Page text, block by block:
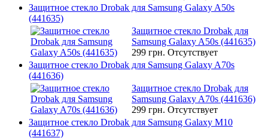
Защитное стекло Drobak для Samsung Galaxy A50s
(441635)
Защитное стекло Drobak для
Samsung Galaxy A50s (441635)
299 грн. Отсутствует
Защитное стекло Drobak для Samsung Galaxy A70s
(441636)
Защитное стекло Drobak для
Samsung Galaxy A70s (441636)
299 грн. Отсутствует
Защитное стекло Drobak для Samsung Galaxy M10
(441637)